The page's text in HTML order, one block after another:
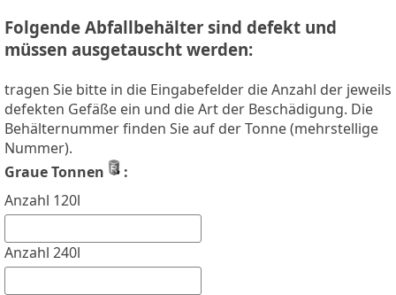
Folgende Abfallbehälter sind defekt und
müssen ausgetauscht werden:
tragen Sie bitte in die Eingabefelder die Anzahl der jeweils
defekten Gefäße ein und die Art der Beschädigung. Die
Behälternummer finden Sie auf der Tonne (mehrstellige
Nummer).
Graue Tonnen
:
Anzahl 120l
Anzahl 240l